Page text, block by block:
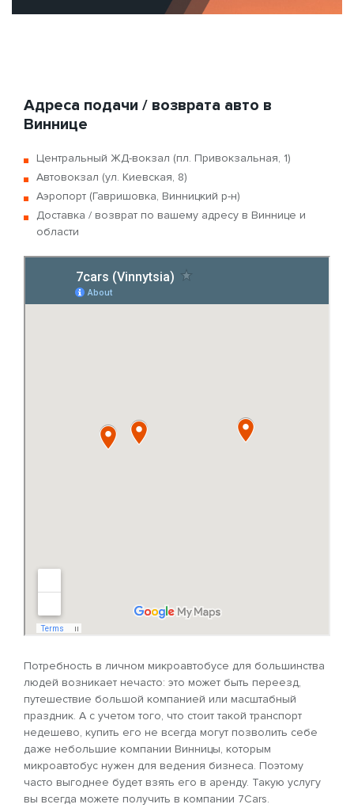
Адреса подачи / возврата авто в
Виннице
Центральный ЖД-вокзал (пл. Привокзальная, 1)
Автовокзал (ул. Киевская, 8)
Аэропорт (Гавришовка, Винницкий р-н)
Доставка / возврат по вашему адресу в Виннице и
области
Потребность в личном микроавтобусе для большинства
людей возникает нечасто: это может быть переезд,
путешествие большой компанией или масштабный
праздник. А с учетом того, что стоит такой транспорт
недешево, купить его не всегда могут позволить себе
даже небольшие компании Винницы, которым
микроавтобус нужен для ведения бизнеса. Поэтому
часто выгоднее будет взять его в аренду. Такую услугу
вы всегда можете получить в компании 7Cars.